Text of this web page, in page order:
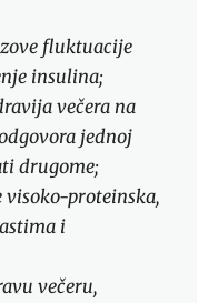
fluktuacije
insulina;
večera na
jednoj
drugome;
visoko-proteinska,
i
večeru,